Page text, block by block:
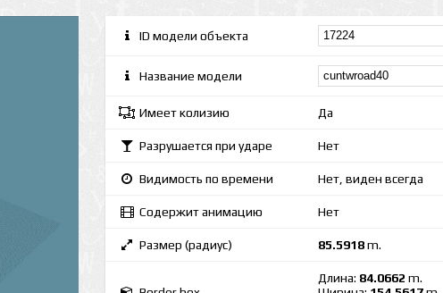
ID модели объекта
Название модели
Имеет колизию Да
Разрушается при ударе Нет
Видимость по времени Нет, виден всегда
Содержит анимацию Нет
Размер (радиус) 85.5918m.
Длина: 84.0662 m.